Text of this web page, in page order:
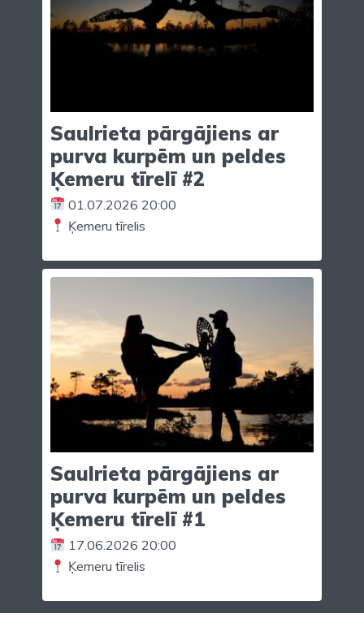
Saulrieta pārgājiens ar
purva kurpēm un peldes
Ķemeru tīrelī #2
01.07.2026 20:00
Ķemeru tīrelis
Saulrieta pārgājiens ar
purva kurpēm un peldes
Ķemeru tīrelī #1
17.06.2026 20:00
Ķemeru tīrelis